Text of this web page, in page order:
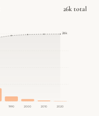
26k total
1990 2000 2010 2020
26k